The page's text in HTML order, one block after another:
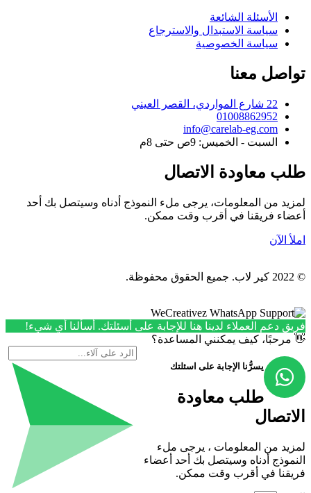
الأسئلة الشائعة
سياسة الاستبدال والاسترجاع
سياسة الخصوصية
تواصل معنا
22 شارع المواردي، القصر العيني
01008862952
info@carelab-eg.com
السبت - الخميس: 9ص حتى 8م
طلب معاودة الاتصال
لمزيد من المعلومات، يرجى ملء النموذج أدناه وسيتصل بك أحد
أعضاء فريقنا في أقرب وقت ممكن.
املأ الآن
© 2022 كير لاب. جميع الحقوق محفوظة.
فريق دعم العملاء لدينا هنا للإجابة على أسئلتك. أسألنا أي شيء!
👋 مرحبًا، كيف يمكنني المساعدة؟
يسرُّنا الإجابة على اسئلتك
طلب معاودة
الاتصال
لمزيد من المعلومات ، يرجى ملء
النموذج أدناه وسيتصل بك أحد أعضاء
فريقنا في أقرب وقت ممكن.